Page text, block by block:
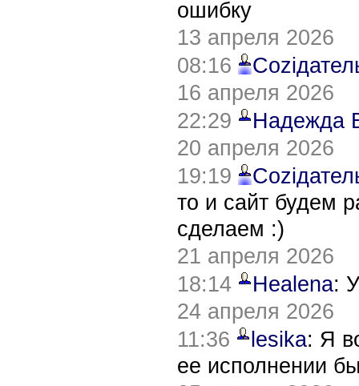
ошибку
13 апреля 2026
08:16
16 апреля 2026
22:29
Надежда
20 апреля 2026
19:19
то и сайт будем
сделаем :)
21 апреля 2026
18:14
Healena:
24 апреля 2026
11:36
lesika: Я
ее исполнении